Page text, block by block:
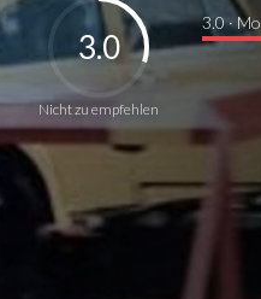
Nicht zu empfehlen
3.0
3.0 ·